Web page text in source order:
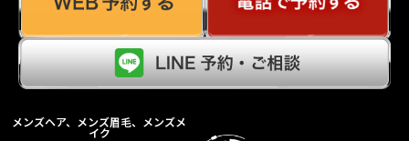
メンズヘア、メンズ眉毛、メンズメ
イク